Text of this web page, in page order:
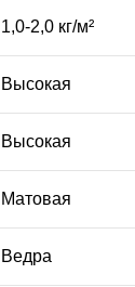
1,0-2,0 кг/м²
Высокая
Высокая
Матовая
Ведра